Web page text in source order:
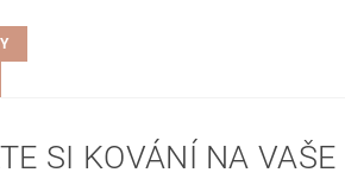
SI KOVÁNÍ NA VAŠE